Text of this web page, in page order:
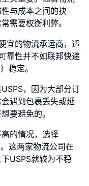
与成本之间的抉
需要权衡利弊。
宜的物流承运商，适
靠性并不如联邦快递
稳定。
，因为大部分订
遇到包裹丢失或延
要避免的。
的情况，选择
这两家物流公司在
USPS就较为不稳